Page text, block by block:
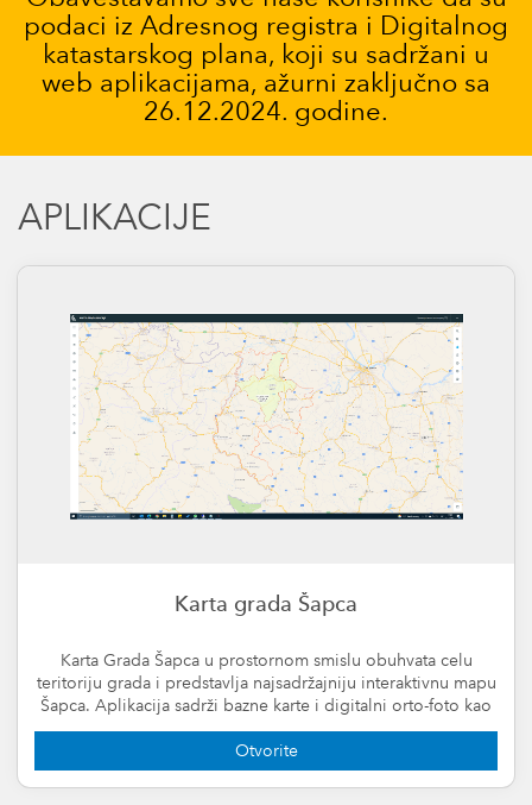
podaci iz Adresnog registra i Digitalnog
katastarskog plana, koji su sadržani u
web aplikacijama, ažurni zaključno sa
26.12.2024. godine.
APLIKACIJE
Karta grada Šapca
Karta Grada Šapca u prostornom smislu obuhvata celu
teritoriju grada i predstavlja najsadržajniju interaktivnu mapu
Šapca. Aplikacija sadrži bazne karte i digitalni orto-foto kao
podlogu, kao i veliki broj podataka o infrastrukturi
Otvorite